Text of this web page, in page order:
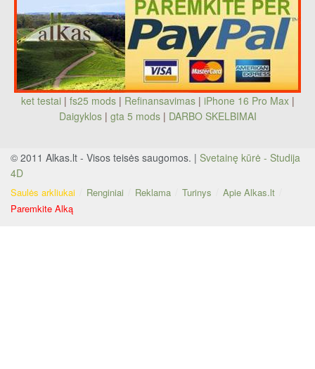
ket testai | fs25 mods| Refinansavimas| iPhone 16 Pro Max|
Daigyklos| gta 5 mods | DARBO SKELBIMAI
© 2011 Alkas.lt - Visos teisės saugomos. | Svetainę kūrė - Studija
4D
Saulės arkliukai Renginiai Reklama Turinys
Apie Alkas.lt
Paremkite Alką